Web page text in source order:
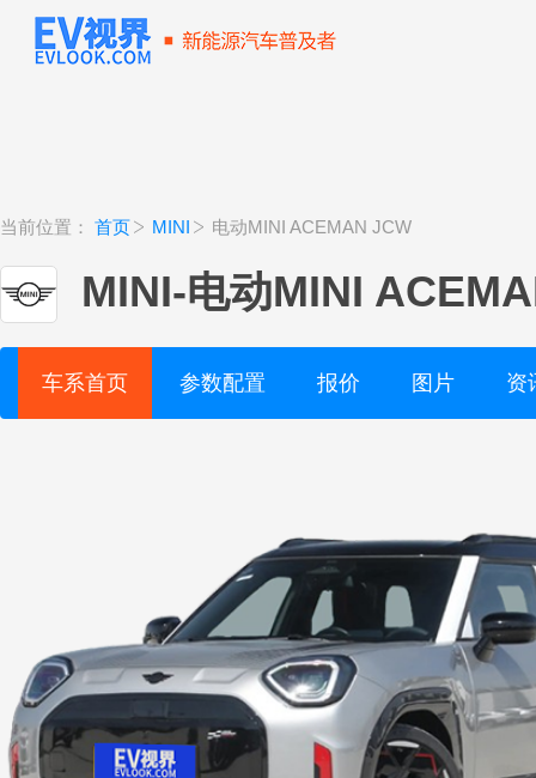
当前位置： 首页 MINI 电动MINI ACEMAN JCW
MINI-电动MINI
车系首页 参数配置 报价 图片 资